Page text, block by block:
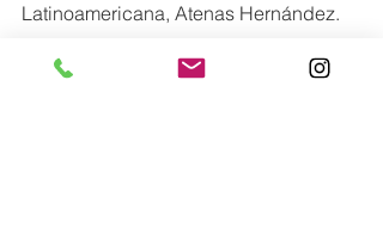
Latinoamericana, Atenas Hernández.
Conoce más en: